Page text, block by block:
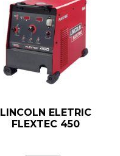
LINCOLN ELETRIC
FLEXTEC 450